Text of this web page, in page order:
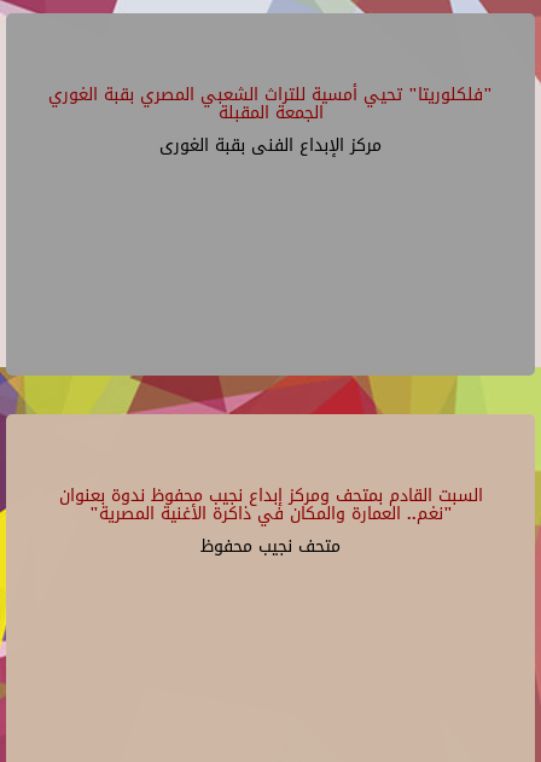
"فلكلوريتا" تحيي أمسية للتراث الشعبي المصري بقبة الغوري
الجمعة المقبلة
مركز الإبداع الفنى بقبة الغورى
السبت القادم بمتحف ومركز إبداع نجيب محفوظ ندوة بعنوان
"نغم.. العمارة والمكان في ذاكرة الأغنية المصرية"
متحف نجيب محفوظ